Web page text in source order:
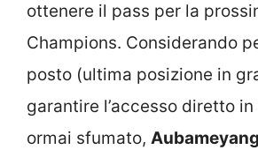
ottenere il pass per la
Champions. Considerando
posto (ultima posizione in
garantire l’accesso diretto in
ormai sfumato, Aubameyang